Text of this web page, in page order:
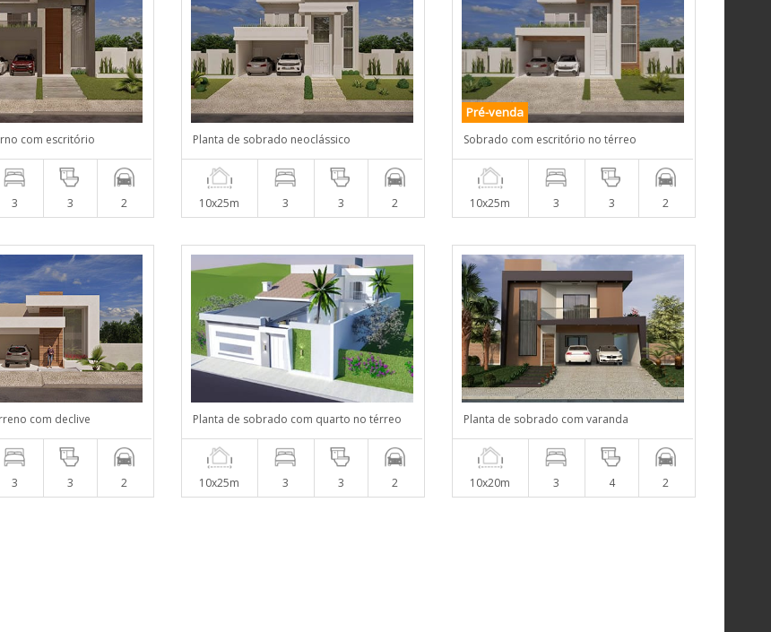
com escritório
3 3 2
Planta de sobrado neoclássico
10x25m 3 3 2
Pré-venda
Sobrado com escritório no térreo
10x25m 3 3 2
com declive
3 3 2
Planta de sobrado com quarto no térreo
10x25m 3 3 2
Planta de sobrado com varanda
10x20m 3 4 2